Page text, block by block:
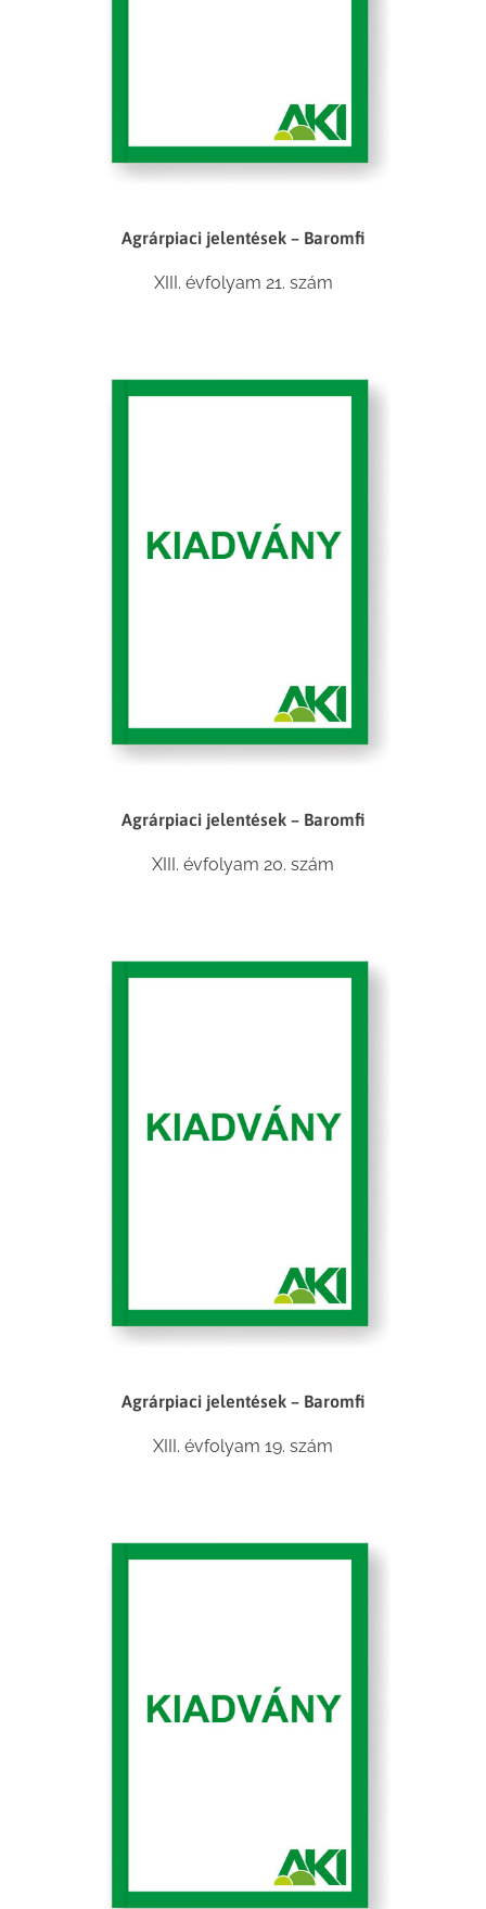
Agrárpiaci jelentések – Baromfi
XIII. évfolyam 21. szám
Agrárpiaci jelentések – Baromfi
XIII. évfolyam 20. szám
Agrárpiaci jelentések – Baromfi
XIII. évfolyam 19. szám